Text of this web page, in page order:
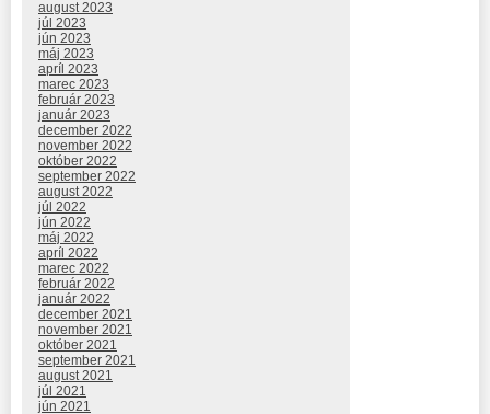
august 2023
júl 2023
jún 2023
máj 2023
apríl 2023
marec 2023
február 2023
január 2023
december 2022
november 2022
október 2022
september 2022
august 2022
júl 2022
jún 2022
máj 2022
apríl 2022
marec 2022
február 2022
január 2022
december 2021
november 2021
október 2021
september 2021
august 2021
júl 2021
jún 2021